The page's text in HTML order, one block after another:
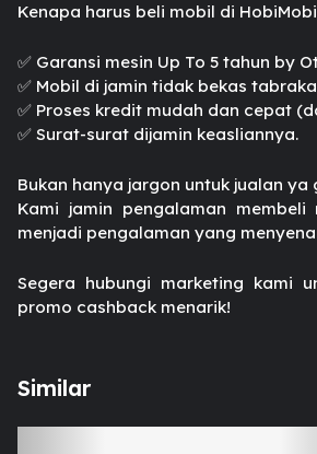
Kenapa harus beli mobil di
✅️ Garansi mesin Up To 5 tahun by
✅️ Mobil di jamin tidak bekas
✅️ Proses kredit mudah dan cepat
✅️ Surat-surat dijamin keasliannya.
Bukan hanya jargon untuk jualan ya
Kami jamin pengalaman
menjadi pengalaman yang
Segera hubungi marketing kami
promo cashback menarik!
Similar